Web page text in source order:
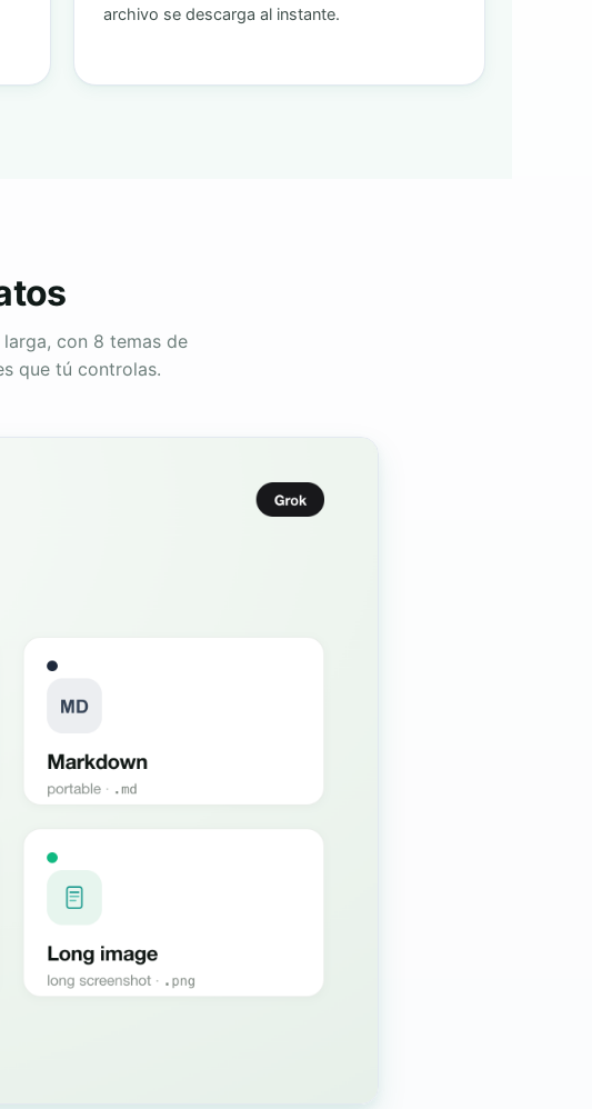
archivo se descarga al instante.
larga, con 8 temas de
que tú controlas.